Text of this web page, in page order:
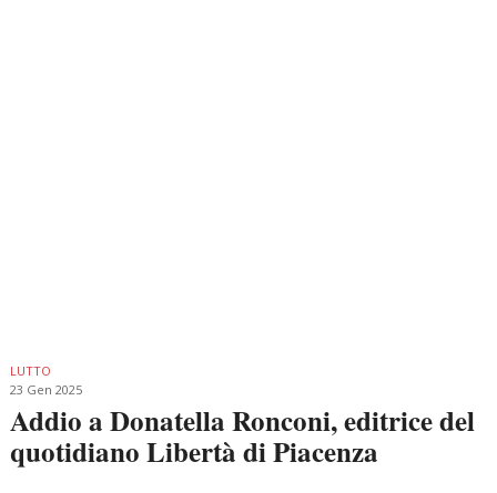
LUTTO
23 Gen 2025
Addio a Donatella Ronconi, editrice del
quotidiano Libertà di Piacenza